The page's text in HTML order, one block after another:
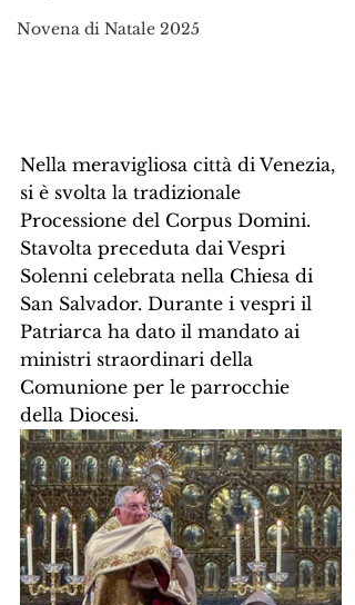
Novena di Natale 2025
Nella meravigliosa città di Venezia,
si è svolta la tradizionale
Processione del Corpus Domini.
Stavolta preceduta dai Vespri
Solenni celebrata nella Chiesa di
San Salvador. Durante i vespri il
Patriarca ha dato il mandato ai
ministri straordinari della
Comunione per le parrocchie
della Diocesi.